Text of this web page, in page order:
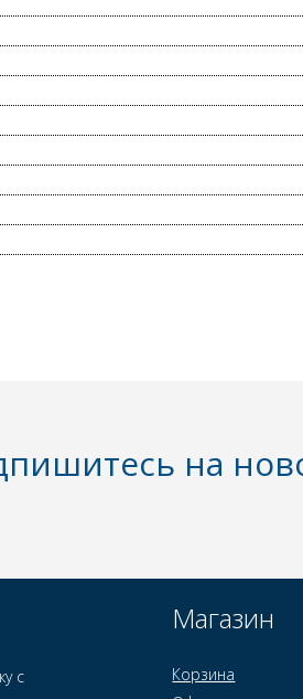
на
с
Магазин
Корзина